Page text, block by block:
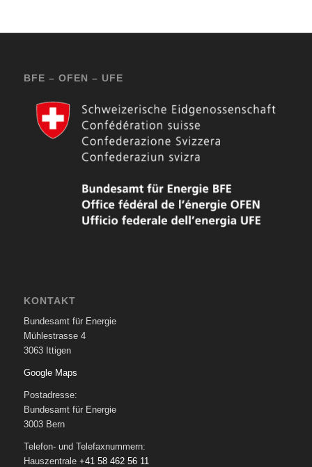
BFE – OFEN – UFE
KONTAKT
Bundesamt für Energie
Mühlestrasse 4
3063 Ittigen
Google Maps
Postadresse:
Bundesamt für Energie
3003 Bern
Telefon- und Telefaxnummern:
Hauszentrale +41 58 462 56 11